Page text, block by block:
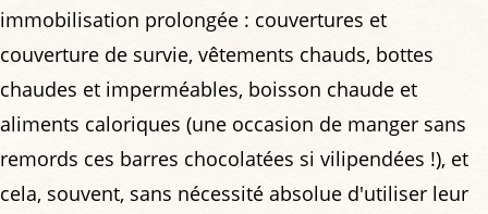
immobilisation prolongée : couvertures et
couverture de survie, vêtements chauds, bottes
chaudes et imperméables, boisson chaude et
aliments caloriques (une occasion de manger sans
remords ces barres chocolatées si vilipendées !), et
cela, souvent, sans nécessité absolue d'utiliser leur